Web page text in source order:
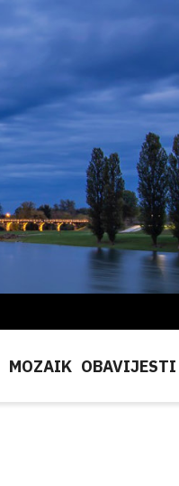
MOZAIK OBAVIJESTI